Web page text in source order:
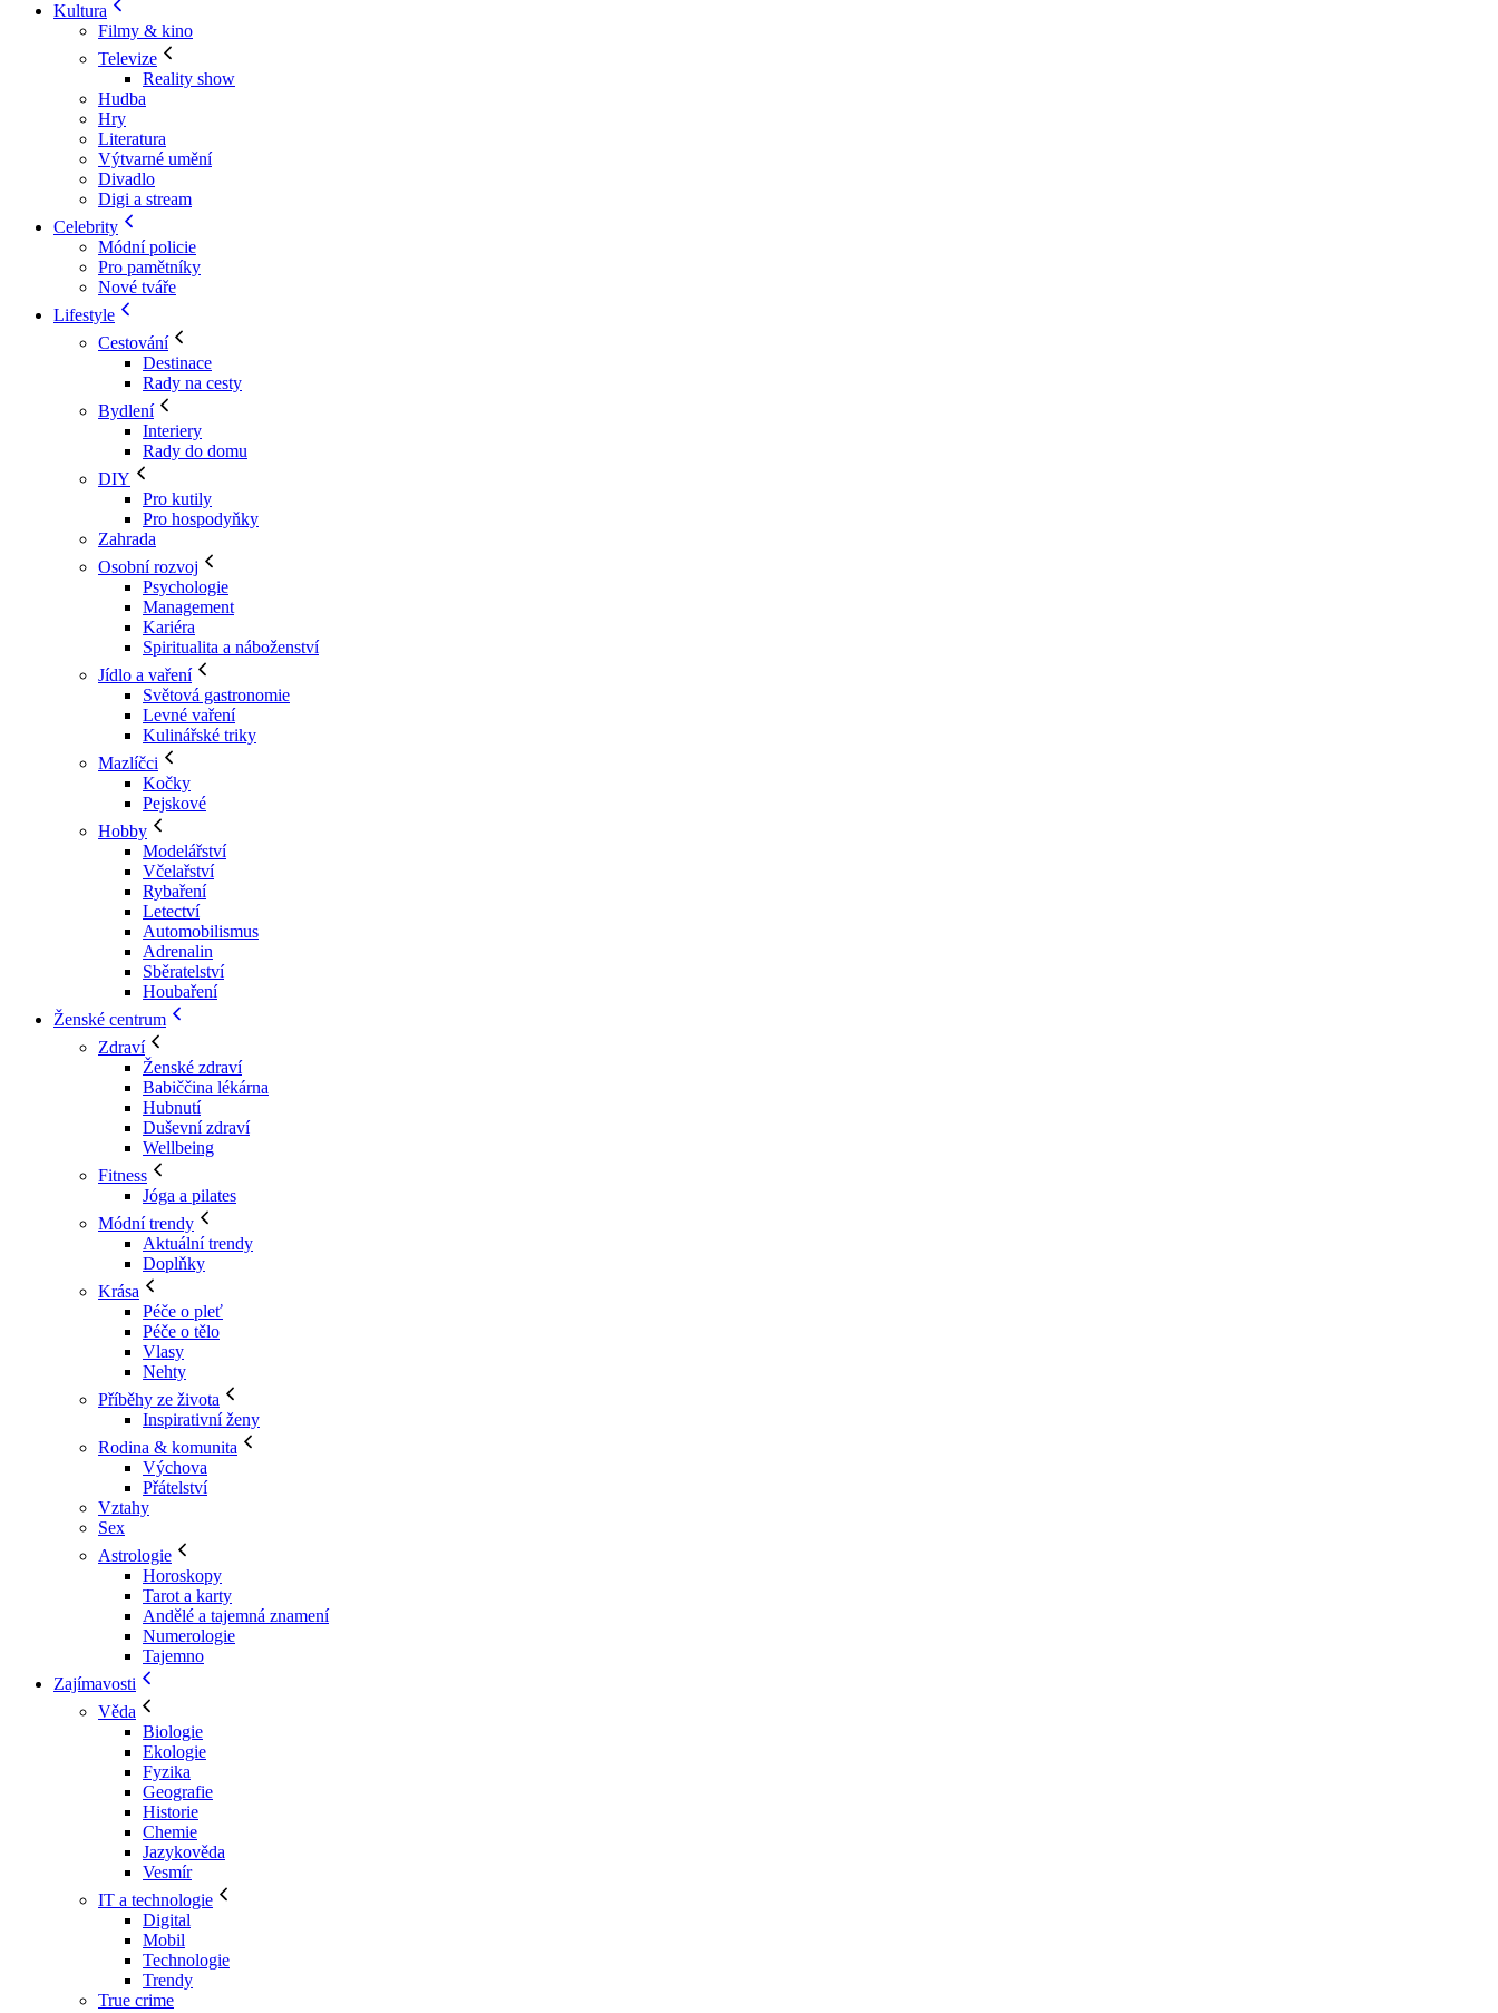
Kultura
Filmy & kino
Televize
Reality show
Hudba
Hry
Literatura
Výtvarné umění
Divadlo
Digi a stream
Celebrity
Módní policie
Pro pamětníky
Nové tváře
Lifestyle
Cestování
Destinace
Rady na cesty
Bydlení
Interiery
Rady do domu
DIY
Pro kutily
Pro hospodyňky
Zahrada
Osobní rozvoj
Psychologie
Management
Kariéra
Spiritualita a náboženství
Jídlo a vaření
Světová gastronomie
Levné vaření
Kulinářské triky
Mazlíčci
Kočky
Pejskové
Hobby
Modelářství
Včelařství
Rybaření
Letectví
Automobilismus
Adrenalin
Sběratelství
Houbaření
Ženské centrum
Zdraví
Ženské zdraví
Babiččina lékárna
Hubnutí
Duševní zdraví
Wellbeing
Fitness
Jóga a pilates
Módní trendy
Aktuální trendy
Doplňky
Krása
Péče o pleť
Péče o tělo
Vlasy
Nehty
Příběhy ze života
Inspirativní ženy
Rodina & komunita
Výchova
Přátelství
Vztahy
Sex
Astrologie
Horoskopy
Tarot a karty
Andělé a tajemná znamení
Numerologie
Tajemno
Zajímavosti
Věda
Biologie
Ekologie
Fyzika
Geografie
Historie
Chemie
Jazykověda
Vesmír
IT a technologie
Digital
Mobil
Technologie
Trendy
True crime